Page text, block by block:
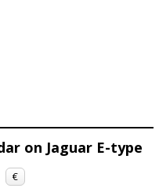
on Jaguar E-type
€